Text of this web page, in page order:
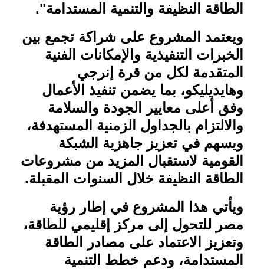
الطاقة النظيفة والتنمية المستدامة."
ويعتمد المشروع على شراكة تجمع بين
الخبرات التنفيذية والإمكانات الفنية
المتقدمة لكل من قرة إنرجي
وهايديليكو، بما يضمن تنفيذ الأعمال
وفق أعلى معايير الجودة والسلامة
والالتزام بالجداول الزمنية المستهدفة،
ويسهم في تعزيز جاهزية الشبكة
القومية لاستقبال المزيد من مشروعات
الطاقة النظيفة خلال السنوات المقبلة.
ويأتي هذا المشروع في إطار رؤية
مصر للتحول إلى مركز إقليمي للطاقة،
وتعزيز الاعتماد على مصادر الطاقة
المستدامة، ودعم خطط التنمية